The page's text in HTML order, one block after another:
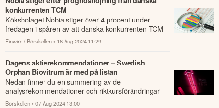
konkurrenten TCM
Köksbolaget Nobia stiger över 4 procent under
fredagen i spåren av att danska konkurrenten TCM
Group höjt sina helårsförväntningar.
Finwire / Börskollen • 16 Aug 2024 11:29
Dagens aktierekommendationer – Swedish
Orphan Biovitrum är med på listan
Nedan finner du en summering av de
analysrekommendationer och riktkursförändringar
som har rapporterats om idag den 7 augusti.
Börskollen • 07 Aug 2024 13:00